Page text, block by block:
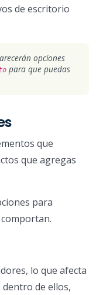
de escritorio
opciones
para que puedas
que
que agregas
para
lo que afecta
dentro de ellos,